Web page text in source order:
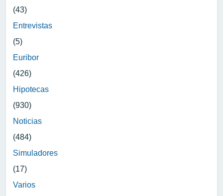
(43)
Entrevistas
(5)
Euribor
(426)
Hipotecas
(930)
Noticias
(484)
Simuladores
(17)
Varios